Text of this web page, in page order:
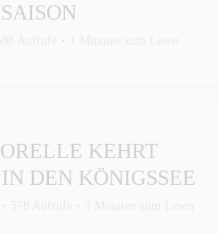
KEHRT
DEN KÖNIGSSEE